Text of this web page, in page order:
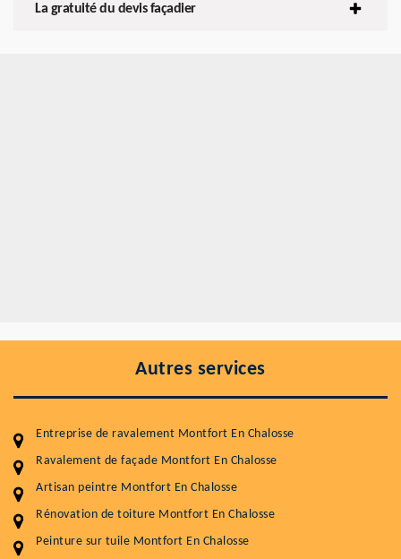
La gratuité du devis façadier
Autres services
Entreprise de ravalement Montfort En Chalosse
Ravalement de façade Montfort En Chalosse
Artisan peintre Montfort En Chalosse
Rénovation de toiture Montfort En Chalosse
Peinture sur tuile Montfort En Chalosse
Entretenir votre toiture, c'est préserver sa